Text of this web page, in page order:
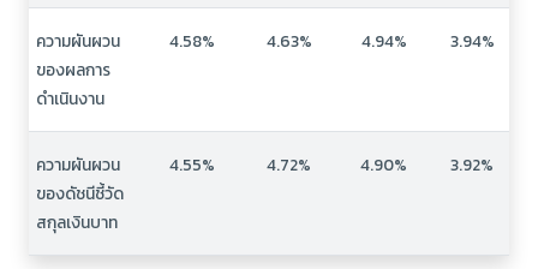
ความผันผวน
ของผลการ
ดำเนินงาน
4.58% 4.63% 4.94% 3.94%
ความผันผวน
ของดัชนีชี้วัด
สกุลเงินบาท
4.55% 4.72% 4.90% 3.92%